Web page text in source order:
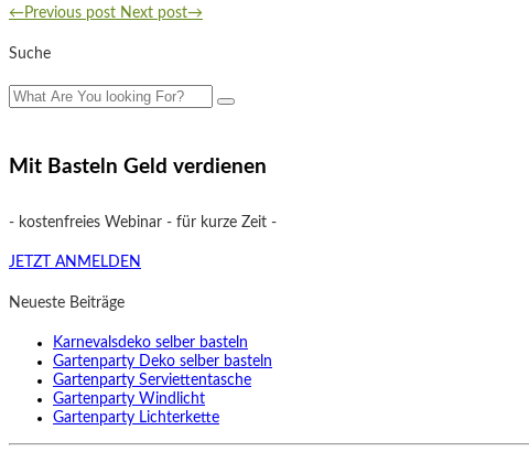
←Previous post Next post→
Suche
Mit Basteln Geld verdienen
- kostenfreies Webinar - für kurze Zeit -
JETZT ANMELDEN
Neueste Beiträge
Karnevalsdeko selber basteln
Gartenparty Deko selber basteln
Gartenparty Serviettentasche
Gartenparty Windlicht
Gartenparty Lichterkette